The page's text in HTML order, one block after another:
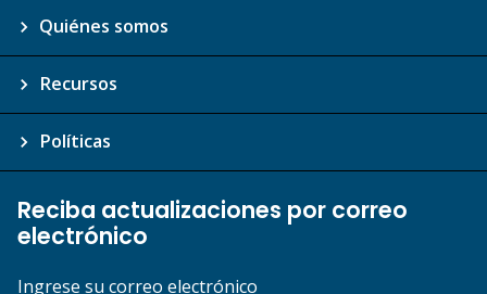
Quiénes somos
Recursos
Políticas
Reciba actualizaciones por correo
electrónico
Ingrese su correo electrónico